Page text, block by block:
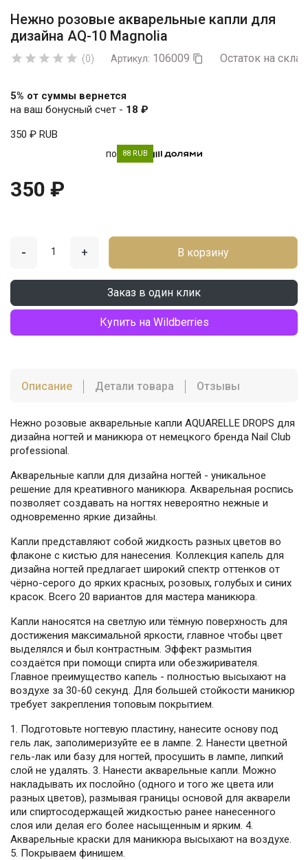
Нежно розовые акварельные капли для
дизайна AQ-10 Magnolia
     (0) Артикул: 106009  Остаток на
5% от суммы вернется
на ваш бонусный счет - 18 ₽
350 ₽ RUB
по 88 RUB
350 ₽
- + В корзину
Заказ в один клик
Купить на Wildberries
Описание Детали товара Отзывы
Нежно розовые акварельные капли AQUARELLE DROPS для
дизайна ногтей и маникюра от немецкого бренда Nail Club
professional.
Акварельные капли для дизайна ногтей - уникальное
решение для креативного маникюра. Акварельная роспись
позволяет создавать на ногтях невероятно нежные и
одновременно яркие дизайны.
Капли представляют собой жидкость разных цветов во
флаконе с кистью для нанесения. Коллекция капель для
дизайна ногтей предлагает широкий спектр оттенков от
чёрно-серого до ярких красных, розовых, голубых и синих
красок. Всего 20 вариантов для мастера маникюра.
Капли наносятся на светлую или тёмную поверхность для
достижения максимальной яркости, главное чтобы цвет
выделялся и был контрастным. Эффект размытия
создаётся при помощи спирта или обезжиривателя.
Главное преимущество капель - полностью высыхают на
воздухе за 30-60 секунд. Для большей стойкости маникюр
требует закрепления топовым покрытием.
1. Подготовьте ногтевую пластину, нанесите основу под
гель лак, заполимеризуйте ее в лампе. 2. Нанести цветной
гель-лак или базу для ногтей, просушить в лампе, липкий
слой не удалять. 3. Нанести акварельные капли. Можно
накладывать их послойно (одного и того же цвета или
разных цветов), размывая границы основой для акварели
или спиртосодержащей жидкостью ранее нанесенного
слоя или делая его более насыщенным и ярким. 4.
Акварельные краски для маникюра высыхают на воздухе.
5. Покрываем финишем.